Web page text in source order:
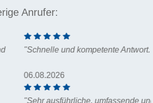
Anrufer:
Antwort. "
umfassende und detaillierte sowie auch